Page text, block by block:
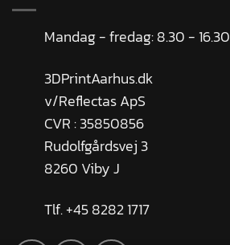
Mandag - fredag: 8.30 - 16.30
3DPrintAarhus.dk
v/Reflectas ApS
CVR : 35850856
Rudolfgårdsvej 3
8260 Viby J
Tlf. +45 8282 1717